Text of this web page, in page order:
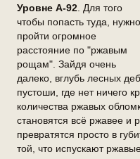
Уровне А-92 . Для того
чтобы попасть туда, нужно
пройти огромное
расстояние по "ржавым
рощам". Зайдя очень
далеко, вглубь лесных
пустоши, где нет ничего
количества ржавых
становятся всё ржавее и
превратятся просто в
той, что испускают